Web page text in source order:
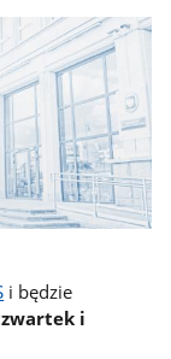
i będzie
i